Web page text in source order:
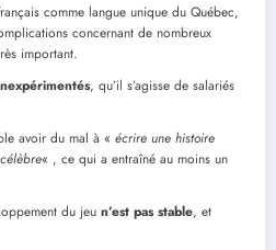
comme langue unique du Québec,
concernant de nombreux
important.
, qu’il s’agisse de salariés
avoir du mal à « écrire une histoire
« , ce qui a entraîné au moins un
du jeu n’est pas stable, et